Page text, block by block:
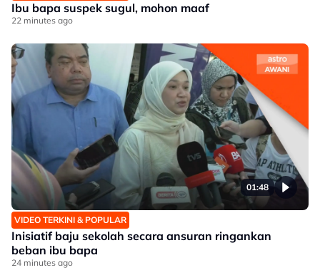
Ibu bapa suspek sugul, mohon maaf
22 minutes ago
01:48
VIDEO TERKINI & POPULAR
Inisiatif baju sekolah secara ansuran ringankan
beban ibu bapa
24 minutes ago